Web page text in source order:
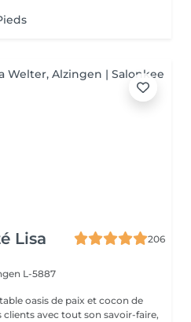
Lisa
206
L-5887
oasis de paix et cocon de
clients avec tout son savoir-faire,